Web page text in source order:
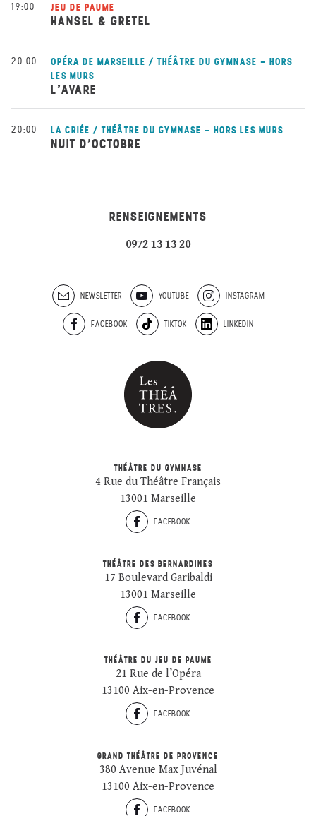
19:00 JEU DE PAUME
HANSEL & GRETEL
20:00
OPÉRA DE MARSEILLE / THÉÂTRE DU GYMNASE - HORS
LES MURS
L’AVARE
20:00 LA CRIÉE / THÉÂTRE DU GYMNASE - HORS LES MURS
NUIT D’OCTOBRE
RENSEIGNEMENTS
0972 13 13 20
NEWSLETTER YOUTUBE INSTAGRAM
FACEBOOK TIKTOK LINKEDIN
THÉÂTRE DU GYMNASE
4 Rue du Théâtre Français
13001 Marseille
FACEBOOK
THÉÂTRE DES BERNARDINES
17 Boulevard Garibaldi
13001 Marseille
FACEBOOK
THÉÂTRE DU JEU DE PAUME
21 Rue de l’Opéra
13100 Aix-en-Provence
FACEBOOK
GRAND THÉÂTRE DE PROVENCE
380 Avenue Max Juvénal
13100 Aix-en-Provence
FACEBOOK